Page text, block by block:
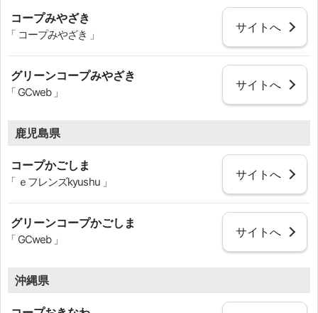
コープみやざき
「 コープみやざき 」
サイトへ
グリーンコープみやざき
「 GCweb 」
サイトへ
鹿児島県
コープかごしま
「 ｅフレンズkyushu 」
サイトへ
グリーンコープかごしま
「 GCweb 」
サイトへ
沖縄県